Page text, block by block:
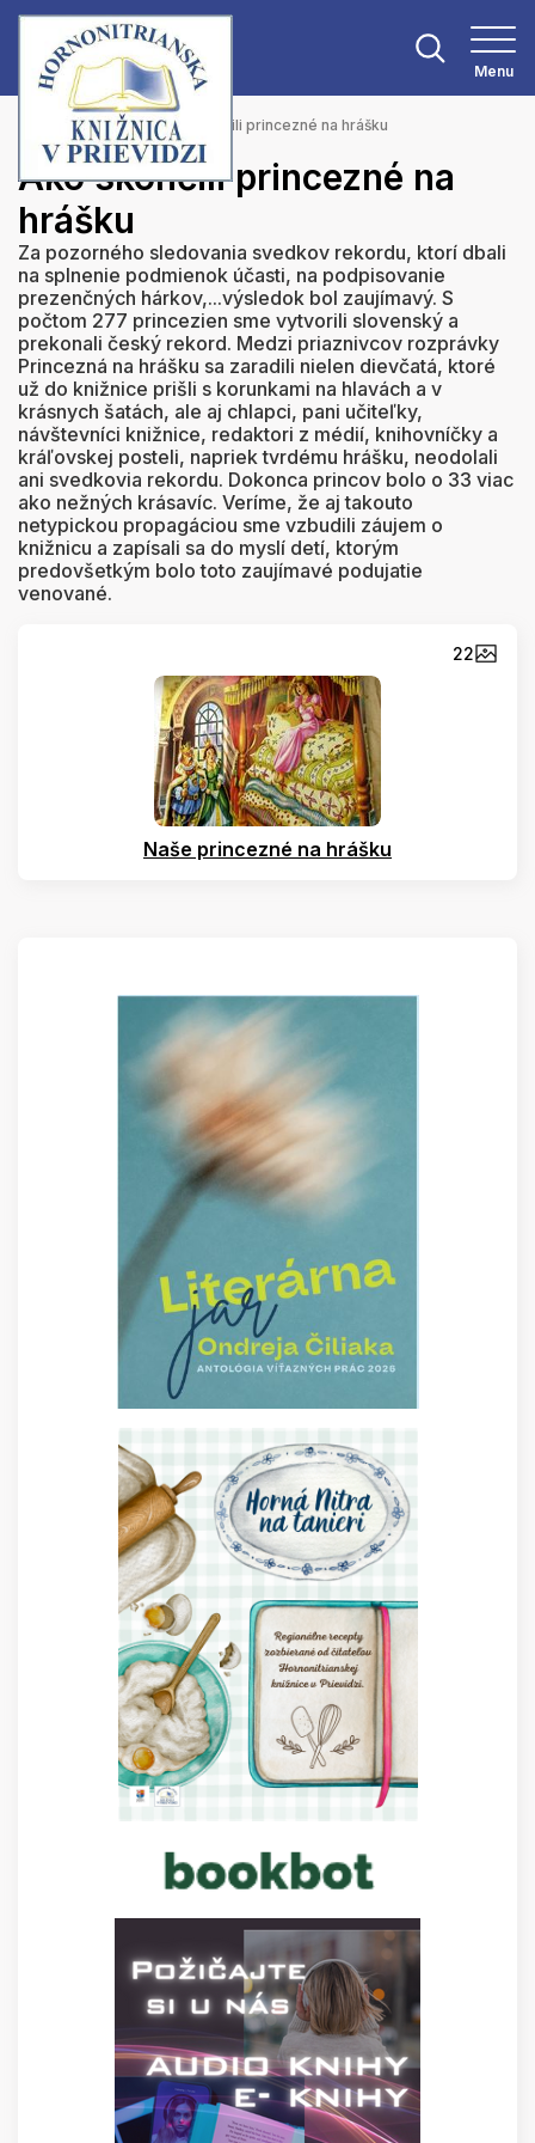
Menu
Hlavná stránka Ako skončili princezné na hrášku
Ako skončili princezné na
hrášku
Za pozorného sledovania svedkov rekordu, ktorí dbali
na splnenie podmienok účasti, na podpisovanie
prezenčných hárkov,...výsledok bol zaujímavý. S
počtom 277 princezien sme vytvorili slovenský a
prekonali český rekord. Medzi priaznivcov rozprávky
Princezná na hrášku sa zaradili nielen dievčatá, ktoré
už do knižnice prišli s korunkami na hlavách a v
krásnych šatách, ale aj chlapci, pani učiteľky,
návštevníci knižnice, redaktori z médií, knihovníčky a
kráľovskej posteli, napriek tvrdému hrášku, neodolali
ani svedkovia rekordu. Dokonca princov bolo o 33 viac
ako nežných krásavíc. Veríme, že aj takouto
netypickou propagáciou sme vzbudili záujem o
knižnicu a zapísali sa do myslí detí, ktorým
predovšetkým bolo toto zaujímavé podujatie
venované.
22
Naše princezné na hrášku